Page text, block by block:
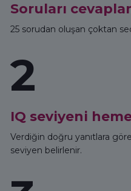
Soruları
25 sorudan oluşan çoktan
2
IQ seviyeni
Verdiğin doğru yanıtlara
seviyen belirlenir.